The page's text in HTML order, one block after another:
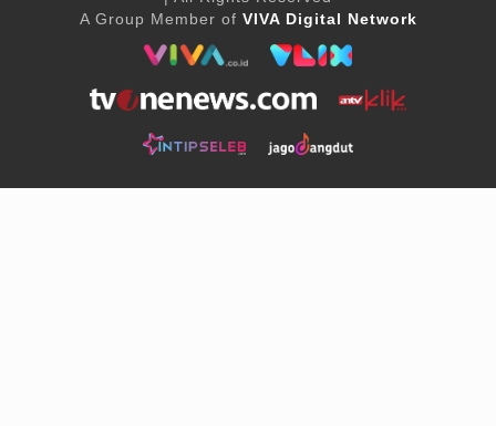
A Group Member of VIVA Digital Network